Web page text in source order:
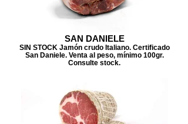
SAN DANIELE
SIN STOCK Jamón crudo Italiano. Certificado
San Daniele. Venta al peso, mínimo 100gr.
Consulte stock.